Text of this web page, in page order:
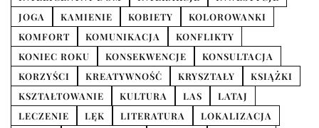
JOGA
KAMIENIE KOBIETY
KOLOROWANKI
KOMFORT
KOMUNIKACJA
KONFLIKTY
KONIEC ROKU
KONSEKWENCJE
KONSULTACJA
KORZYŚCI
KREATYWNOŚĆ KRYSZTAŁY
KSIĄŻKI
KSZTAŁTOWANIE
KULTURA LAS
LATAJ
LECZENIE
LĘK LITERATURA
LOKALIZACJA